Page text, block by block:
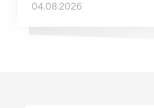
04.08.2026